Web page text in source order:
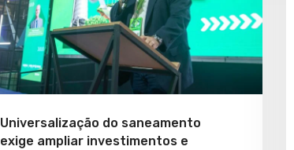
Universalização do saneamento
exige ampliar investimentos e